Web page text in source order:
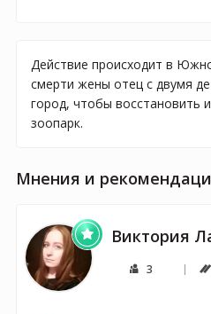
Действие происходит в
смерти жены отец с двумя
город, чтобы восстановить
зоопарк.
Мнения и
Виктория
3